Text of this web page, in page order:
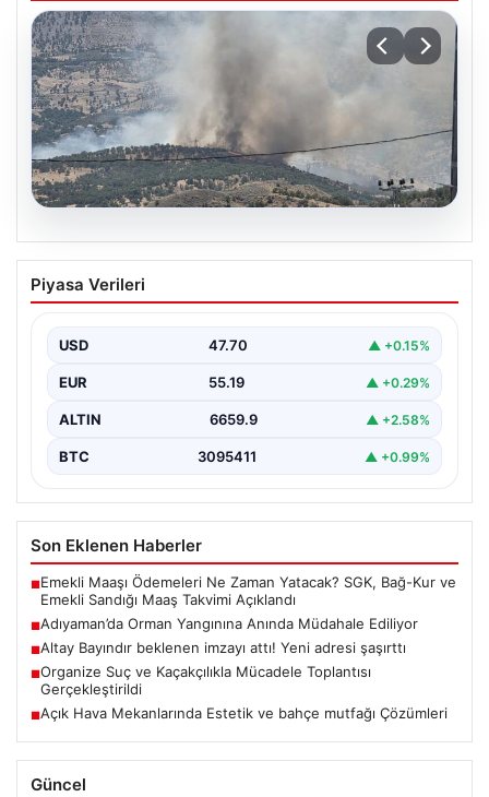
06.08.2026
Adıyaman’da Orman Yangınına Anında
Müdahale Ediliyor
Kütüklü köyleri arasındaki geniş ormanlık alan, aniden
çıkan…
Piyasa Verileri
USD 47.70 ▲ +0.15%
EUR 55.19 ▲ +0.29%
ALTIN 6659.9 ▲ +2.58%
BTC 3095411 ▲ +0.99%
Son Eklenen Haberler
■Emekli Maaşı Ödemeleri Ne Zaman Yatacak? SGK, Bağ-Kur ve
Emekli Sandığı Maaş Takvimi Açıklandı
■Adıyaman’da Orman Yangınına Anında Müdahale Ediliyor
■Altay Bayındır beklenen imzayı attı! Yeni adresi şaşırttı
■Organize Suç ve Kaçakçılıkla Mücadele Toplantısı
Gerçekleştirildi
■Açık Hava Mekanlarında Estetik ve bahçe mutfağı Çözümleri
Güncel